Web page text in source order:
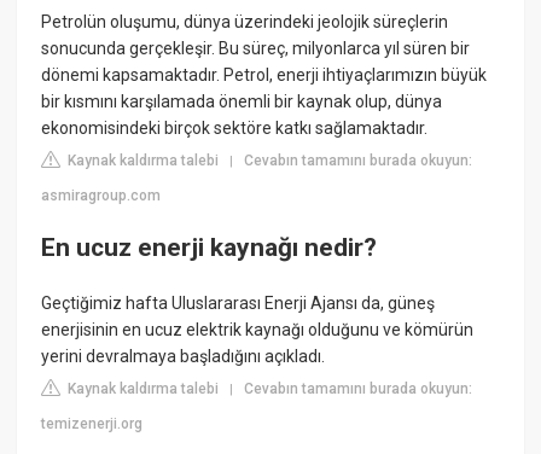
Petrolün oluşumu, dünya üzerindeki jeolojik süreçlerin
sonucunda gerçekleşir. Bu süreç, milyonlarca yıl süren bir
dönemi kapsamaktadır. Petrol, enerji ihtiyaçlarımızın büyük
bir kısmını karşılamada önemli bir kaynak olup, dünya
ekonomisindeki birçok sektöre katkı sağlamaktadır.
Kaynak kaldırma talebi |Cevabın tamamını burada okuyun:
asmiragroup.com
En ucuz enerji kaynağı nedir?
Geçtiğimiz hafta Uluslararası Enerji Ajansı da, güneş
enerjisinin en ucuz elektrik kaynağı olduğunu ve kömürün
yerini devralmaya başladığını açıkladı.
Kaynak kaldırma talebi |Cevabın tamamını burada okuyun:
temizenerji.org